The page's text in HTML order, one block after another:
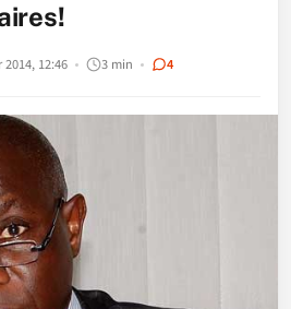
2014, 12:46 3 min 4